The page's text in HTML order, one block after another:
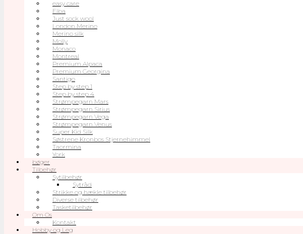
easy care
Elba
Just sock wool
London Merino
Merino silk
Molly
Monaco
Montreal
Premium Alpaca
Premium Georgina
Santigo
Step by step 1
Step by step 4
Strømpegarn Mars
Strømpegarn Sirius
Strømpegarn Vega
Strømpegarn Venus
Super Kid Silk
Søstrene Kronbos Stjernehimmel
Taormina
York
bøger
Tilbehør
Sytilbehør
Sytråd
Strikke og hækle tilbehør
Diverse tilbehør
Tasketilbehør
Om Os
Kontakt
Hobby og Leg